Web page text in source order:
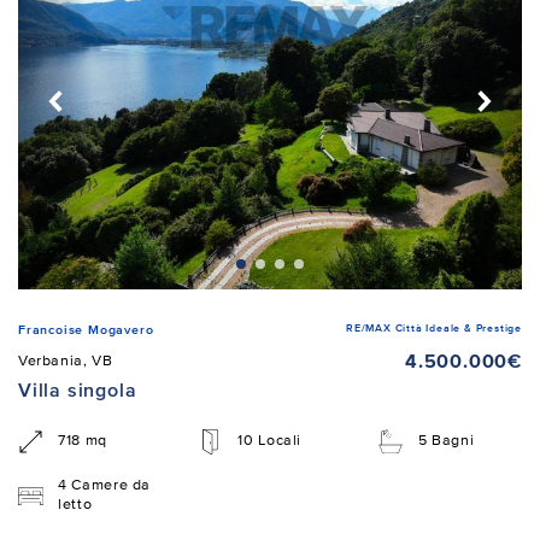
Francoise Mogavero RE/MAX Città Ideale & Prestige
Verbania, VB
4.500.000€
Villa singola
718 mq 10 Locali 5 Bagni
4 Camere da
letto